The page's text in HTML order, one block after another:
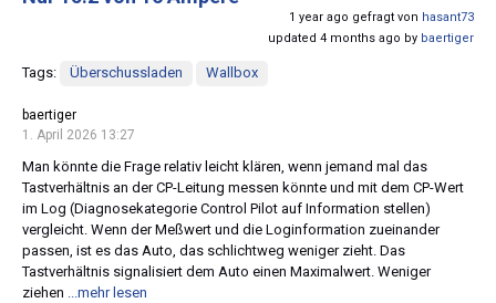
1 year ago gefragt von hasant73
updated 4 months ago by baertiger
Tags: Überschussladen Wallbox
baertiger
1. April 2026 13:27
Man könnte die Frage relativ leicht klären, wenn jemand mal das
Tastverhältnis an der CP-Leitung messen könnte und mit dem CP-Wert
im Log (Diagnosekategorie Control Pilot auf Information stellen)
vergleicht. Wenn der Meßwert und die Loginformation zueinander
passen, ist es das Auto, das schlichtweg weniger zieht. Das
Tastverhältnis signalisiert dem Auto einen Maximalwert. Weniger
ziehen ...mehr lesen